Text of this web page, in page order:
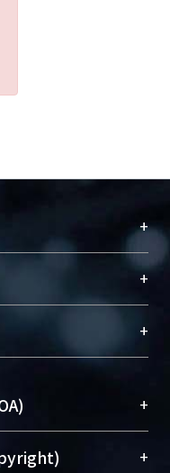
+
永久珍藏及向國際
能量，圖書館整合
）不同功能平
。期能整合研
術產出、推廣研究
researcher
integrates the
+
+
+
訊取用性的社會運+